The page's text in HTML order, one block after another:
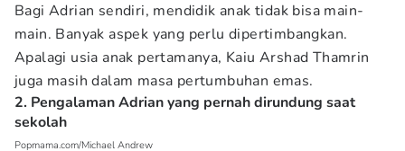
Bagi Adrian sendiri, mendidik anak tidak bisa main-
main. Banyak aspek yang perlu dipertimbangkan.
Apalagi usia anak pertamanya, Kaiu Arshad Thamrin
juga masih dalam masa pertumbuhan emas.
2. Pengalaman Adrian yang pernah dirundung saat
sekolah
Popmama.com/Michael Andrew